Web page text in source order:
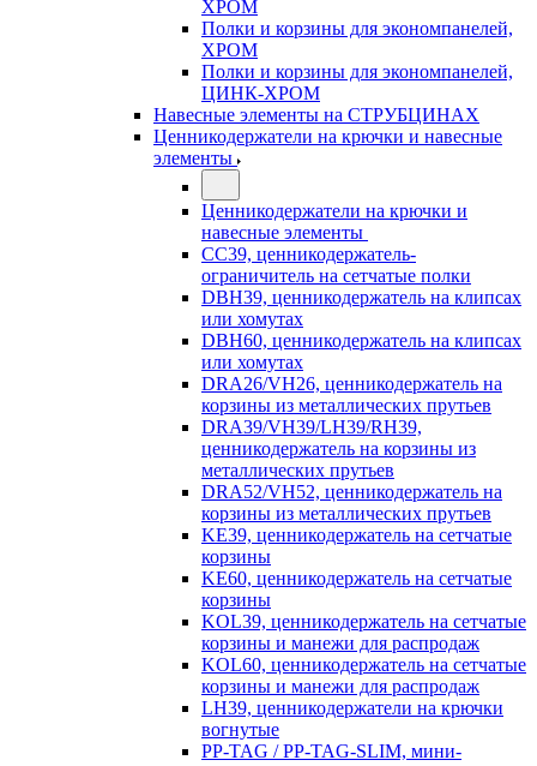
ХРОМ
Полки и корзины для экономпанелей,
ХРОМ
Полки и корзины для экономпанелей,
ЦИНК-ХРОМ
Навесные элементы на СТРУБЦИНАХ
Ценникодержатели на крючки и навесные
элементы
Ценникодержатели на крючки и
навесные элементы
CC39, ценникодержатель-
ограничитель на сетчатые полки
DBH39, ценникодержатель на клипсах
или хомутах
DBH60, ценникодержатель на клипсах
или хомутах
DRA26/VH26, ценникодержатель на
корзины из металлических прутьев
DRA39/VH39/LH39/RH39,
ценникодержатель на корзины из
металлических прутьев
DRA52/VH52, ценникодержатель на
корзины из металлических прутьев
KE39, ценникодержатель на сетчатые
корзины
KE60, ценникодержатель на сетчатые
корзины
KOL39, ценникодержатель на сетчатые
корзины и манежи для распродаж
KOL60, ценникодержатель на сетчатые
корзины и манежи для распродаж
LH39, ценникодержатели на крючки
вогнутые
PP-TAG / PP-TAG-SLIM, мини-